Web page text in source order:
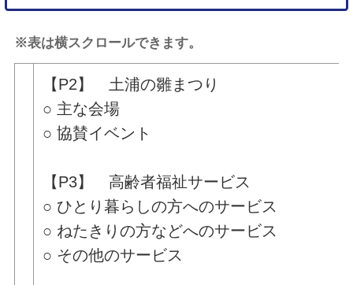
※表は横スクロールできます。
【P2】 土浦の雛まつり
○ 主な会場
○ 協賛イベント
【P3】 高齢者福祉サービス
○ ひとり暮らしの方へのサービス
○ ねたきりの方などへのサービス
○ その他のサービス